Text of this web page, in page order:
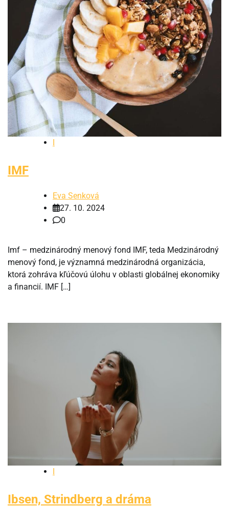
IMF
Eva Senková
27. 10. 2024
0
Imf – medzinárodný menový fond IMF, teda Medzinárodný
menový fond, je významná medzinárodná organizácia,
ktorá zohráva kľúčovú úlohu v oblasti globálnej ekonomiky
a financií. IMF […]
I
Ibsen, Strindberg a dráma